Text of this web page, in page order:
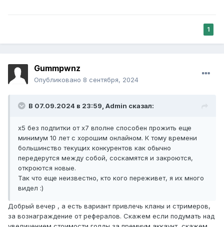
1
Gummpwnz
Опубликовано 8 сентября, 2024
В 07.09.2024 в 23:59, Admin сказал:
х5 без подпитки от х7 вполне способен прожить еще
минимум 10 лет с хорошим онлайном. К тому времени
большинство текущих конкурентов как обычно
передерутся между собой, соскамятся и закроются,
откроются новые.
Так что еще неизвестно, кто кого переживет, я их много
видел :)
Добрый вечер , а есть вариант привлечь кланы и стримеров,
за вознаграждение от рефералов. Скажем если подумать над